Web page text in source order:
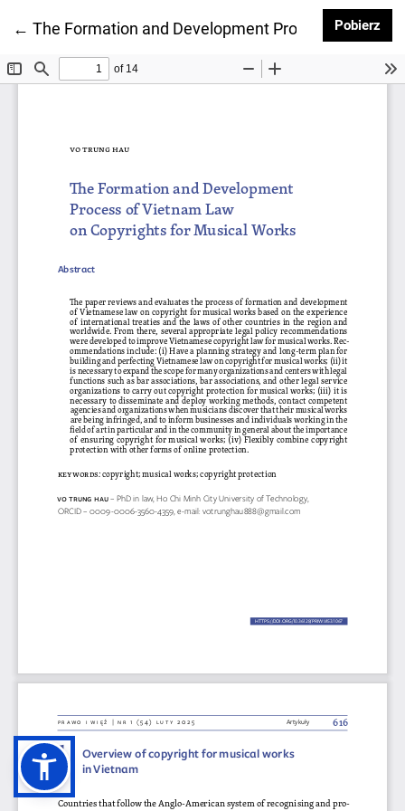
←Wróć do szczegółów artykułu
The Formation and Development Process ofPobierz